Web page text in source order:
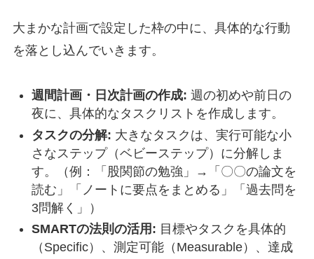
大まかな計画で設定した枠の中に、具体的な行動
を落とし込んでいきます。
週間計画・日次計画の作成: 週の初めや前日の
夜に、具体的なタスクリストを作成します。
タスクの分解: 大きなタスクは、実行可能な小
さなステップ（ベビーステップ）に分解しま
す。（例：「股関節の勉強」→「〇〇の論文を
読む」「ノートに要点をまとめる」「過去問を
3問解く」）
SMARTの法則の活用: 目標やタスクを具体的
（Specific）、測定可能（Measurable）、達成